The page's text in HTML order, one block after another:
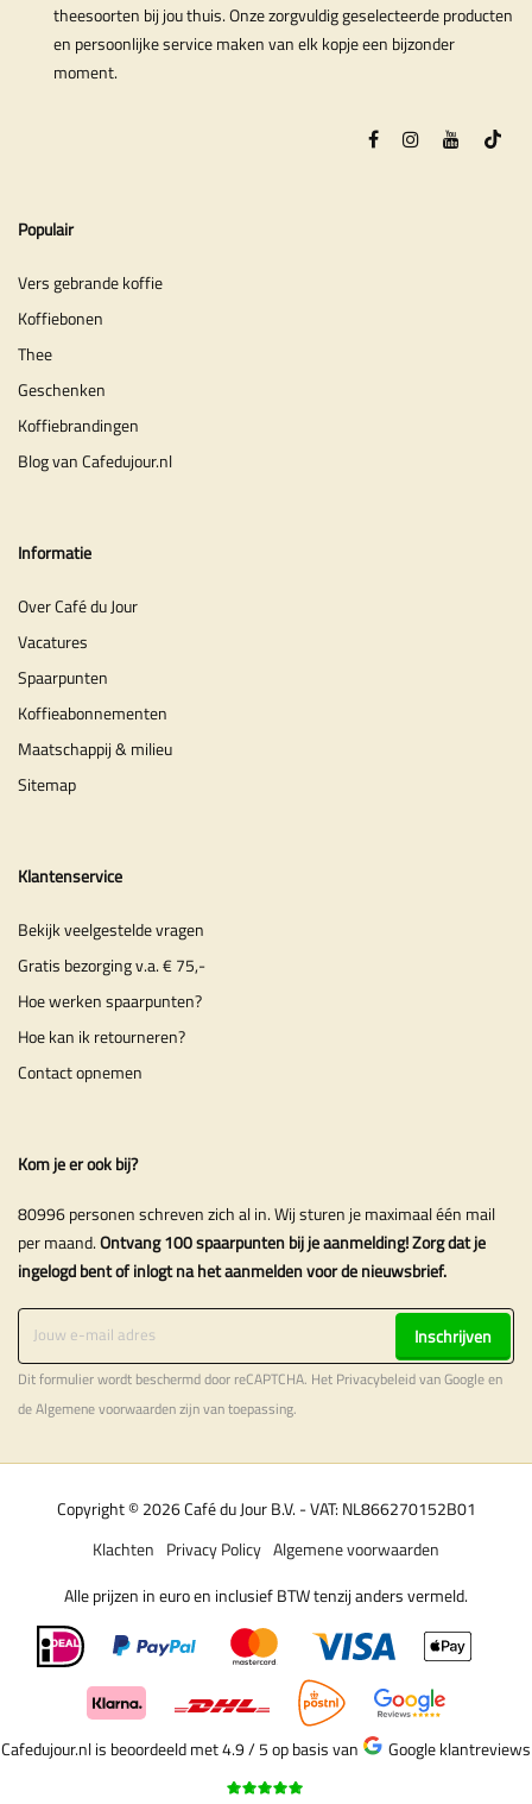
theesoorten bij jou thuis. Onze zorgvuldig geselecteerde producten
en persoonlijke service maken van elk kopje een bijzonder
moment.
Populair
Vers gebrande koffie
Koffiebonen
Thee
Geschenken
Koffiebrandingen
Blog van Cafedujour.nl
Informatie
Over Café du Jour
Vacatures
Spaarpunten
Koffieabonnementen
Maatschappij & milieu
Sitemap
Klantenservice
Bekijk veelgestelde vragen
Gratis bezorging v.a. € 75,-
Hoe werken spaarpunten?
Hoe kan ik retourneren?
Contact opnemen
Kom je er ook bij?
80996 personen schreven zich al in. Wij sturen je maximaal één mail
per maand.Ontvang 100 spaarpunten bij je aanmelding! Zorg dat je
ingelogd bent of inlogt na het aanmelden voor de nieuwsbrief.
Inschrijven
Dit formulier wordt beschermd door reCAPTCHA. Het Privacybeleidvan Google en
deAlgemene voorwaardenzijn van toepassing.
Copyright © 2026 Café du Jour B.V. - VAT: NL866270152B01
Algemene voorwaarden
Privacy Policy
Klachten
Alle prijzen in euro en inclusief BTW tenzij anders vermeld.
Cafedujour.nl is beoordeeld met 4.9 / 5op basis van Google klantreviews